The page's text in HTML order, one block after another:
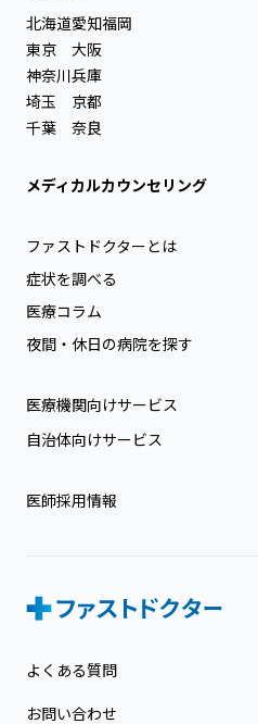
北海道
東京
神奈川
埼玉
千葉
愛知
大阪
兵庫
京都
奈良
福岡
メディカルカウンセリング
ファストドクターとは
症状を調べる
医療コラム
夜間・休日の病院を探す
医療機関向けサービス
自治体向けサービス
医師採用情報
よくある質問
お問い合わせ